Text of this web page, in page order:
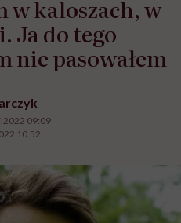
w kaloszach, w
Ja do tego
nie pasowałem
09:09
10:52